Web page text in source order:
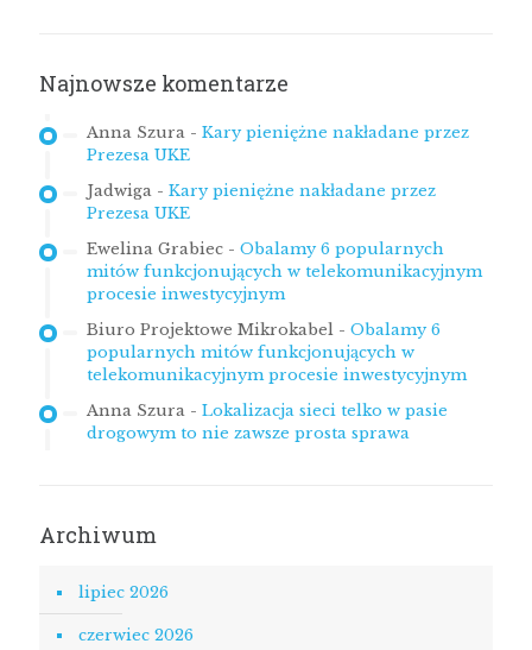
Najnowsze komentarze
Anna Szura - Kary pieniężne nakładane przez
Prezesa UKE
Jadwiga - Kary pieniężne nakładane przez
Prezesa UKE
Ewelina Grabiec - Obalamy 6 popularnych
mitów funkcjonujących w telekomunikacyjnym
procesie inwestycyjnym
Biuro Projektowe Mikrokabel - Obalamy 6
popularnych mitów funkcjonujących w
telekomunikacyjnym procesie inwestycyjnym
Anna Szura - Lokalizacja sieci telko w pasie
drogowym to nie zawsze prosta sprawa
Archiwum
lipiec 2026
czerwiec 2026